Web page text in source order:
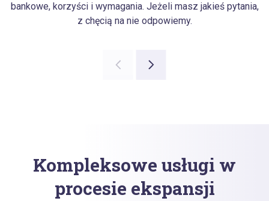
bankowe, korzyści i wymagania. Jeżeli masz jakieś pytania,
z chęcią na nie odpowiemy.
Kompleksowe usługi w
procesie ekspansji